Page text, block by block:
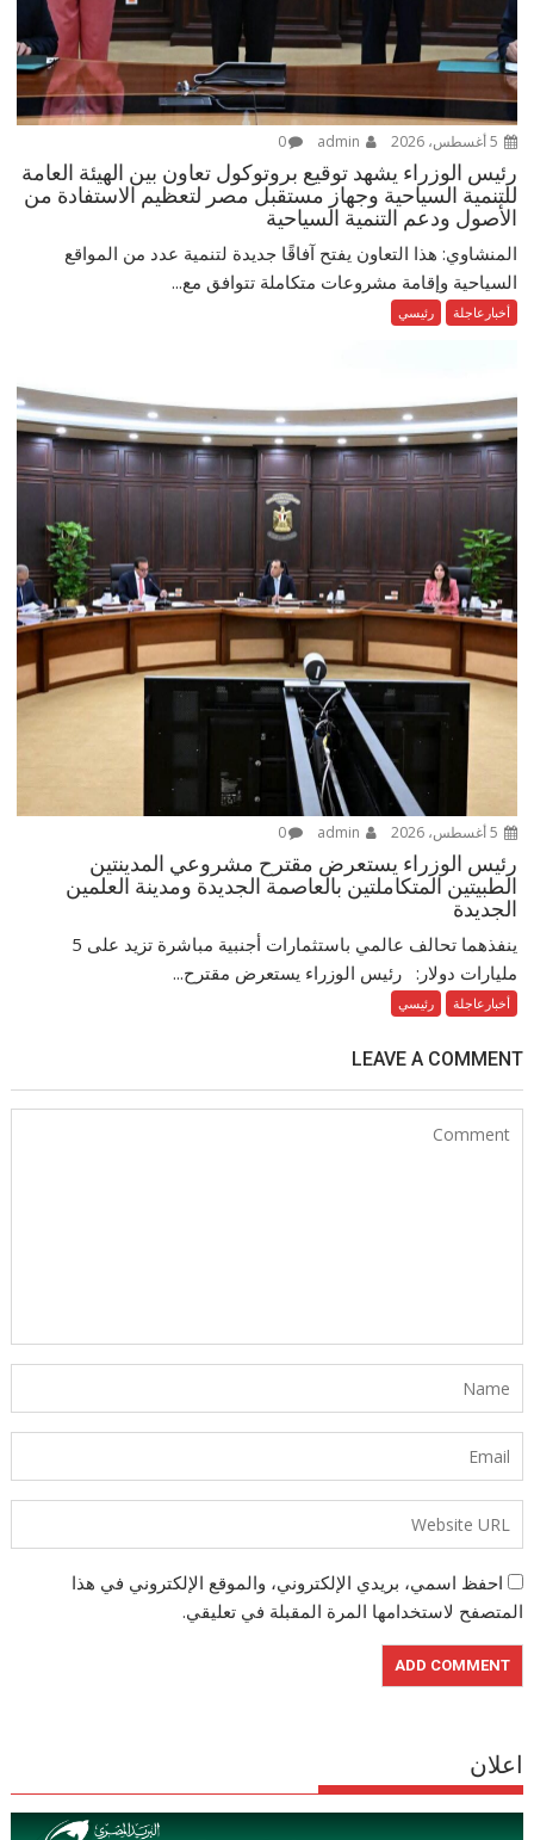
0
رئيس الوزراء يشهد توقيع بروتوكول تعاون بين الهيئة العامة
للتنمية السياحية وجهاز مستقبل مصر لتعظيم الاستفادة من
الأصول ودعم التنمية السياحية
المنشاوي: هذا التعاون يفتح آفاقًا جديدة لتنمية عدد من المواقع
السياحية وإقامة مشروعات متكاملة تتوافق مع...
أخبارعاجلة رئيسي
0
رئيس الوزراء يستعرض مقترح مشروعي المدينتين
الطبيتين المتكاملتين بالعاصمة الجديدة ومدينة العلمين
الجديدة
ينفذهما تحالف عالمي باستثمارات أجنبية مباشرة تزيد على 5
مليارات دولار: رئيس الوزراء يستعرض مقترح...
أخبارعاجلة رئيسي
LEAVE A COMMENT
احفظ اسمي، بريدي الإلكتروني، والموقع الإلكتروني في هذا
المتصفح لاستخدامها المرة المقبلة في تعليقي.
اعلان